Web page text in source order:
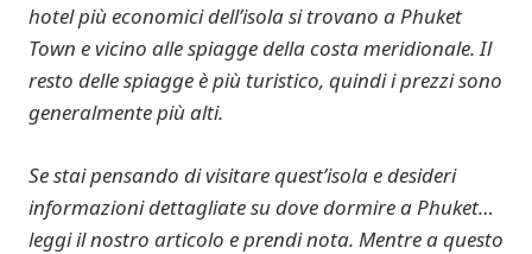
hotel più economici dell’isola si trovano a Phuket
Town e vicino alle spiagge della costa meridionale. Il
resto delle spiagge è più turistico, quindi i prezzi sono
generalmente più alti.
Se stai pensando di visitare quest’isola e desideri
informazioni dettagliate su dove dormire a Phuket…
leggi il nostro articolo e prendi nota. Mentre a questo